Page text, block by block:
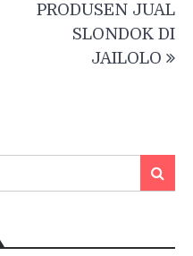
PRODUSEN JUAL
SLONDOK DI
JAILOLO
Search